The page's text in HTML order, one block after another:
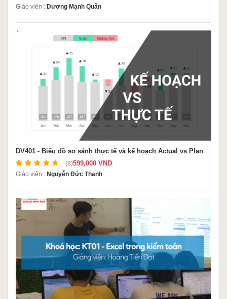
Giáo viên : Dương Mạnh Quân
DV401 - Biểu đồ so sánh thực tế và kế hoạch Actual vs Plan
(8)599,000 VND
Giáo viên : Nguyễn Đức Thanh